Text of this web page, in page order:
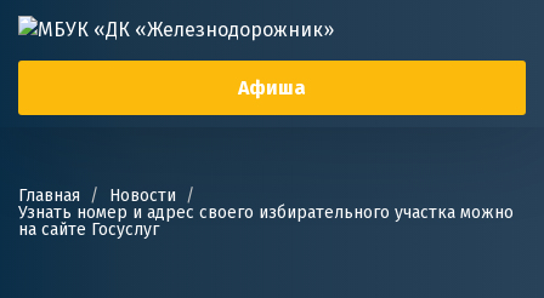
Афиша
Главная
Новости
Узнать номер и адрес своего избирательного участка можно
на сайте Госуслуг